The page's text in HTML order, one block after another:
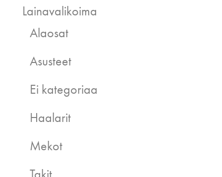
Lainavalikoima
Alaosat
Asusteet
Ei kategoriaa
Haalarit
Mekot